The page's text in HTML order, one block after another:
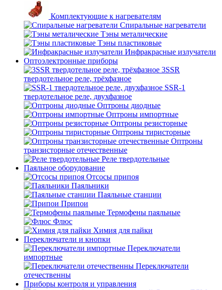
Комплектующие к нагревателям
Спиральные нагреватели
Тэны металические
Тэны пластиковые
Инфракрасные излучатели
Оптоэлектронные приборы
3SSR
твердотельное реле, трёхфазное
SSR-1
твердотельное реле, двухфазное
Оптроны диодные
Оптроны импортные
Оптроны резисторные
Оптроны тиристорные
Оптроны
транзисторные отечественные
Реле твердотельные
Паяльное оборудование
Отсосы припоя
Паяльники
Паяльные станции
Припои
Термофены паяльные
Флюс
Химия для пайки
Переключатели и кнопки
Переключатели
импортные
Переключатели
отечественны
Приборы контроля и управления